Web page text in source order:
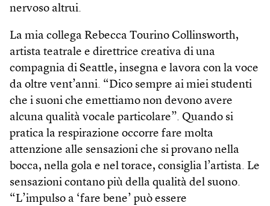
nervoso altrui.
La mia collega Rebecca Tourino Collinsworth,
artista teatrale e direttrice creativa di una
compagnia di Seattle, insegna e lavora con la voce
da oltre vent’anni. “Dico sempre ai miei studenti
che i suoni che emettiamo non devono avere
alcuna qualità vocale particolare”. Quando si
pratica la respirazione occorre fare molta
attenzione alle sensazioni che si provano nella
bocca, nella gola e nel torace, consiglia l’artista. Le
sensazioni contano più della qualità del suono.
“L’impulso a ‘fare bene’ può essere